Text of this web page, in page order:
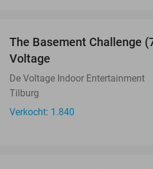
The Basement Challenge
Voltage
De Voltage Indoor Entertainment
Tilburg
Verkocht: 1.840